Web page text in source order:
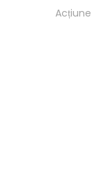
Acțiune